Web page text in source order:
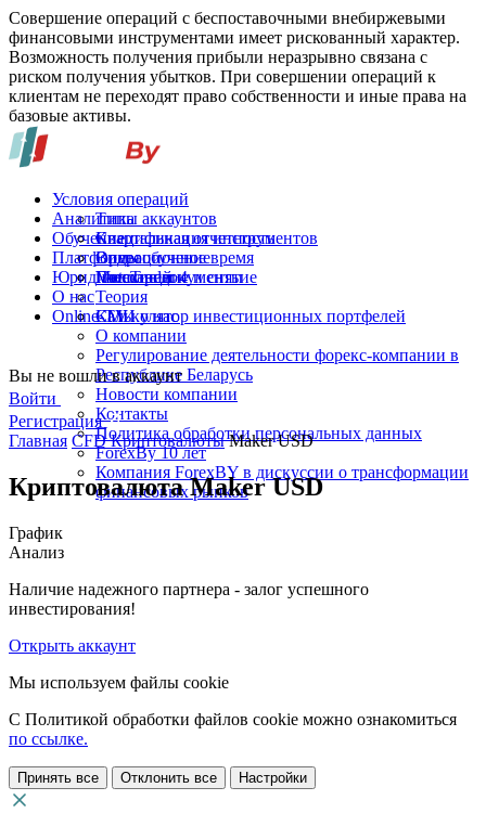
Совершение операций с беспоставочными внебиржевыми
финансовыми инструментами имеет рискованный характер.
Возможность получения прибыли неразрывно связана с
риском получения убытков. При совершении операций к
клиентам не переходят право собственности и иные права на
базовые активы.
Условия операций
Типы аккаунтов
Спецификация инструментов
Операционное время
Пополнение и снятие
Аналитика
Квартальная отчетность
Обучение
Видеообучение
Глоссарий
Теория
Калькулятор инвестиционных портфелей
Платформы
MetaTrader 4
Юридические документы
О нас
СМИ о нас
О компании
Регулирование деятельности форекс-компании в
Республике Беларусь
Новости компании
Контакты
Политика обработки персональных данных
ForexBy 10 лет
Компания ForexBY в дискуссии о трансформации
финансовых рынков
Online-TV
Вы не вошли в аккаунт
Войти
Регистрация
Главная CFD Криптовалюты Maker USD
Криптовалюта Maker USD
График
Анализ
Наличие надежного партнера - залог успешного
инвестирования!
Открыть аккаунт
Мы используем файлы cookie
С Политикой обработки файлов cookie можно ознакомиться
по ссылке.
Принять все Отклонить все Настройки